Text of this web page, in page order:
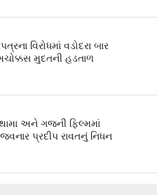
વિરોધમાં વડોદરા બાર
મુદતની હડતાળ
અને ગજની ફિલ્મમાં
પ્રદીપ રાવતનું નિધન